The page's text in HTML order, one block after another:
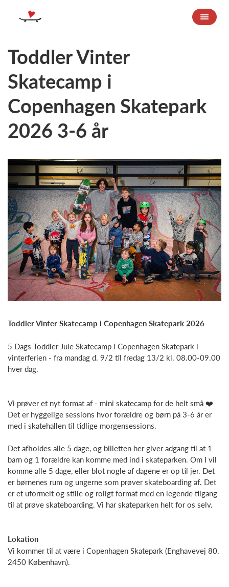
Toddler Vinter
Skatecamp i
Copenhagen Skatepark
2026 3-6 år
Toddler Vinter Skatecamp i Copenhagen Skatepark 2026
5 Dags Toddler Jule Skatecamp i Copenhagen Skatepark i
vinterferien - fra mandag d. 9/2 til fredag 13/2 kl. 08.00-09.00
hver dag.
Vi prøver et nyt format af - mini skatecamp for de helt små ❤️
Det er hyggelige sessions hvor forældre og børn på 3-6 år er
med i skatehallen til tidlige morgensessions.
Det afholdes alle 5 dage, og billetten her giver adgang til at 1
barn og 1 forældre kan komme med ind i skateparken. Om I vil
komme alle 5 dage, eller blot nogle af dagene er op til jer. Det
er børnenes rum og ungerne som prøver skateboarding af. Det
er et uformelt og stille og roligt format med en legende tilgang
til at prøve skateboarding. Vi har skateparken helt for os selv.
Lokation
Vi kommer til at være i Copenhagen Skatepark (Enghavevej 80,
2450 København).